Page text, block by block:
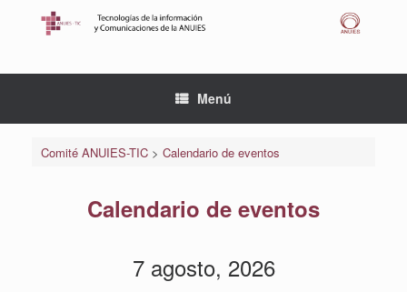
Menú
Comité ANUIES-TIC> Calendario de eventos
Calendario de eventos
7 agosto, 2026